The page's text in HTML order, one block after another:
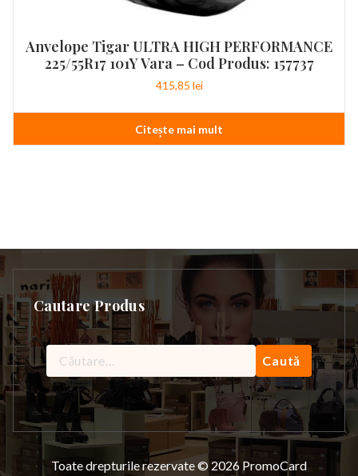
Anvelope Tigar ULTRA HIGH PERFORMANCE
225/55R17 101Y Vara – Cod Produs: 157737
415,85 lei
Citește mai mult
Cautare Produs
Caută
după:
Toate drepturile rezervate © 2026 PromoCard